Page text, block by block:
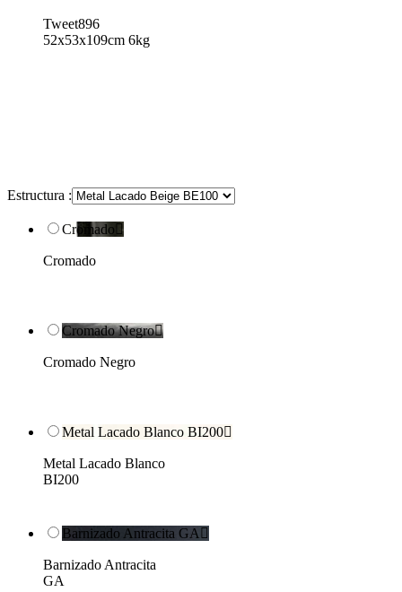
Tweet896
52x53x109cm 6kg
Estructura :
Cromado 
Cromado
Cromado Negro
Cromado Negro
Metal Lacado Blanco BI200
Metal Lacado Blanco
BI200
Barnizado Antracita GA 
Barnizado Antracita
GA